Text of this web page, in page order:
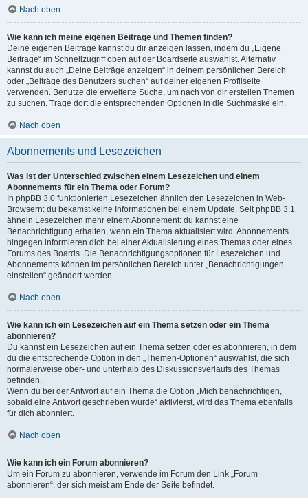
Nach oben
Wie kann ich meine eigenen Beiträge und Themen finden?
Deine eigenen Beiträge kannst du dir anzeigen lassen, indem du „Eigene
Beiträge“ im Schnellzugriff oben auf der Boardseite auswählst. Alternativ
kannst du auch „Deine Beiträge anzeigen“ in deinem persönlichen Bereich
oder „Beiträge des Benutzers suchen“ auf deiner eigenen Profilseite
verwenden. Benutze die erweiterte Suche, um nach von dir erstellen Themen
zu suchen. Trage dort die entsprechenden Optionen in die Suchmaske ein.
Nach oben
Abonnements und Lesezeichen
Was ist der Unterschied zwischen einem Lesezeichen und einem
Abonnements für ein Thema oder Forum?
In phpBB 3.0 funktionierten Lesezeichen ähnlich den Lesezeichen in Web-
Browsern: du bekamst keine Informationen bei einem Update. Seit phpBB 3.1
ähneln Lesezeichen mehr einem Abonnement: du kannst eine
Benachrichtigung erhalten, wenn ein Thema aktualisiert wird. Abonnements
hingegen informieren dich bei einer Aktualisierung eines Themas oder eines
Forums des Boards. Die Benachrichtigungsoptionen für Lesezeichen und
Abonnements können im persönlichen Bereich unter „Benachrichtigungen
einstellen“ geändert werden.
Nach oben
Wie kann ich ein Lesezeichen auf ein Thema setzen oder ein Thema
abonnieren?
Du kannst ein Lesezeichen auf ein Thema setzen oder es abonnieren, in dem
du die entsprechende Option in den „Themen-Optionen“ auswählst, die sich
normalerweise ober- und unterhalb des Diskussionsverlaufs des Themas
befinden.
Wenn du bei der Antwort auf ein Thema die Option „Mich benachrichtigen,
sobald eine Antwort geschrieben wurde“ aktivierst, wird das Thema ebenfalls
für dich abonniert.
Nach oben
Wie kann ich ein Forum abonnieren?
Um ein Forum zu abonnieren, verwende im Forum den Link „Forum
abonnieren“, der sich meist am Ende der Seite befindet.